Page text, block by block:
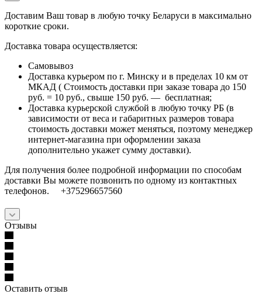
Доставим Ваш товар в любую точку Беларуси в максимально
короткие сроки.
Доставка товара осуществляется:
Самовывоз
Доставка курьером по г. Минску и в пределах 10 км от
МКАД ( Стоимость доставки при заказе товара до 150
руб. = 10 руб., свыше 150 руб. — бесплатная;
Доставка курьерской службой в любую точку РБ (в
зависимости от веса и габаритных размеров товара
стоимость доставки может меняться, поэтому менеджер
интернет-магазина при оформлении заказа
дополнительно укажет сумму доставки).
Для получения более подробной информации по способам
доставки Вы можете позвонить по одному из контактных
телефонов. +375296657560
Отзывы
Оставить отзыв